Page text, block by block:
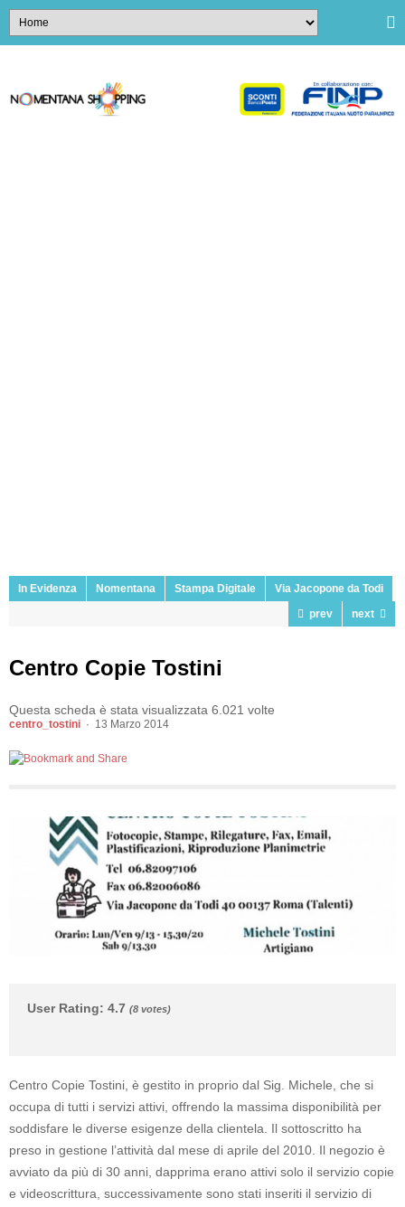
In Evidenza Nomentana Stampa Digitale
Via Jacopone da Todi
prev
next
Centro Copie Tostini
Questa scheda è stata visualizzata 6.021 volte
centro_tostini 13 Marzo 2014
User Rating: 4.7 (8 votes)
Centro Copie Tostini, è gestito in proprio dal Sig. Michele, che si
occupa di tutti i servizi attivi, offrendo la massima disponibilità per
soddisfare le diverse esigenze della clientela. Il sottoscritto ha
preso in gestione l’attività dal mese di aprile del 2010. Il negozio è
avviato da più di 30 anni, dapprima erano attivi solo il servizio copie
e videoscrittura, successivamente sono stati inseriti il servizio di